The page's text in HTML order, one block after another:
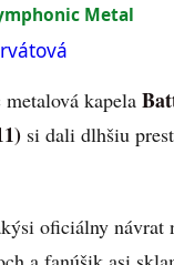
Metal
kapela
si dali dlhšiu
oficiálny návrat